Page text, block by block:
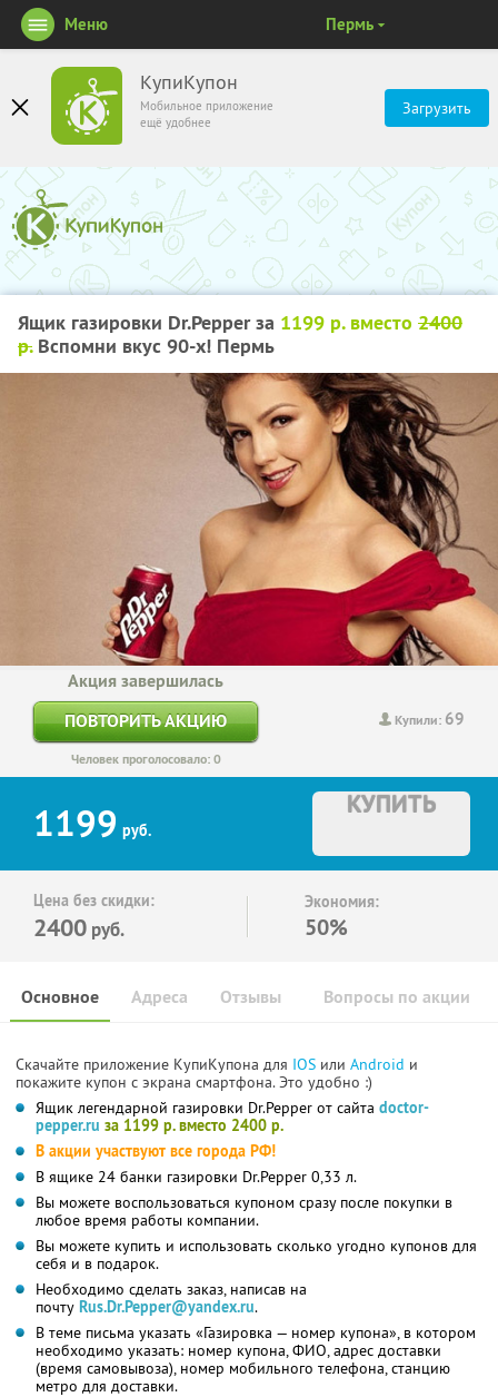
КупиКупон
Мобильное приложение
ещё удобнее
Загрузить
Меню Пермь
Ящик газировки Dr.Pepper за 1199 р. вместо 2400
р.Вспомни вкус 90-х! Пермь
Купили: 69
Акция завершилась
ПОВТОРИТЬ АКЦИЮ
Человек проголосовало: 0
1199 руб.
КУПИТЬ
Цена без скидки:
2400 руб.
Экономия:
50%
Основное Отзывы Вопросы по акции
Адреса
Скачайте приложение КупиКупона для IOS или Android и
покажите купон с экрана смартфона. Это удобно :)
Ящик легендарной газировки Dr.Pepper от сайта doctor-
pepper.ru за 1199 р. вместо 2400 р.
В акции участвуют все города РФ!
В ящике 24 банки газировки Dr.Pepper 0,33 л.
Вы можете воспользоваться купоном сразу после покупки в
любое время работы компании.
Вы можете купить и использовать сколько угодно купонов для
себя и в подарок.
Необходимо сделать заказ, написав на
почту Rus.Dr.Pepper@yandex.ru.
В теме письма указать «Газировка — номер купона», в котором
необходимо указать: номер купона, ФИО, адрес доставки
(время самовывоза), номер мобильного телефона, станцию
метро для доставки.